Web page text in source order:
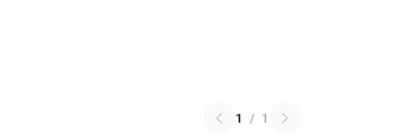
1 / 1